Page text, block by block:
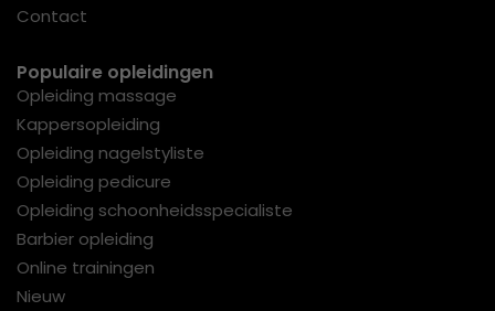
Contact
Populaire opleidingen
Opleiding massage
Kappersopleiding
Opleiding nagelstyliste
Opleiding pedicure
Opleiding schoonheidsspecialiste
Barbier opleiding
Online trainingen
Nieuw